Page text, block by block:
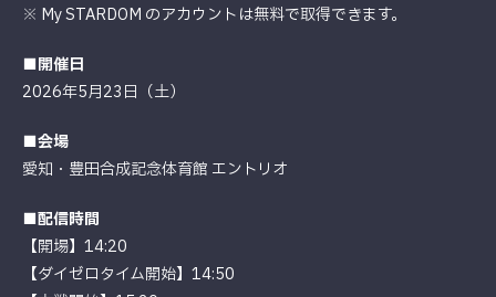
※ My STARDOM のアカウントは無料で取得できます。
■開催日
2026年5月23日（土）
■会場
愛知・豊田合成記念体育館 エントリオ
■配信時間
【開場】14:20
【ダイゼロタイム開始】14:50